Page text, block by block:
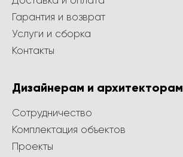
Гарантия и возврат
Услуги и сборка
Контакты
Дизайнерам и архитекторам
Сотрудничество
Комплектация объектов
Проекты